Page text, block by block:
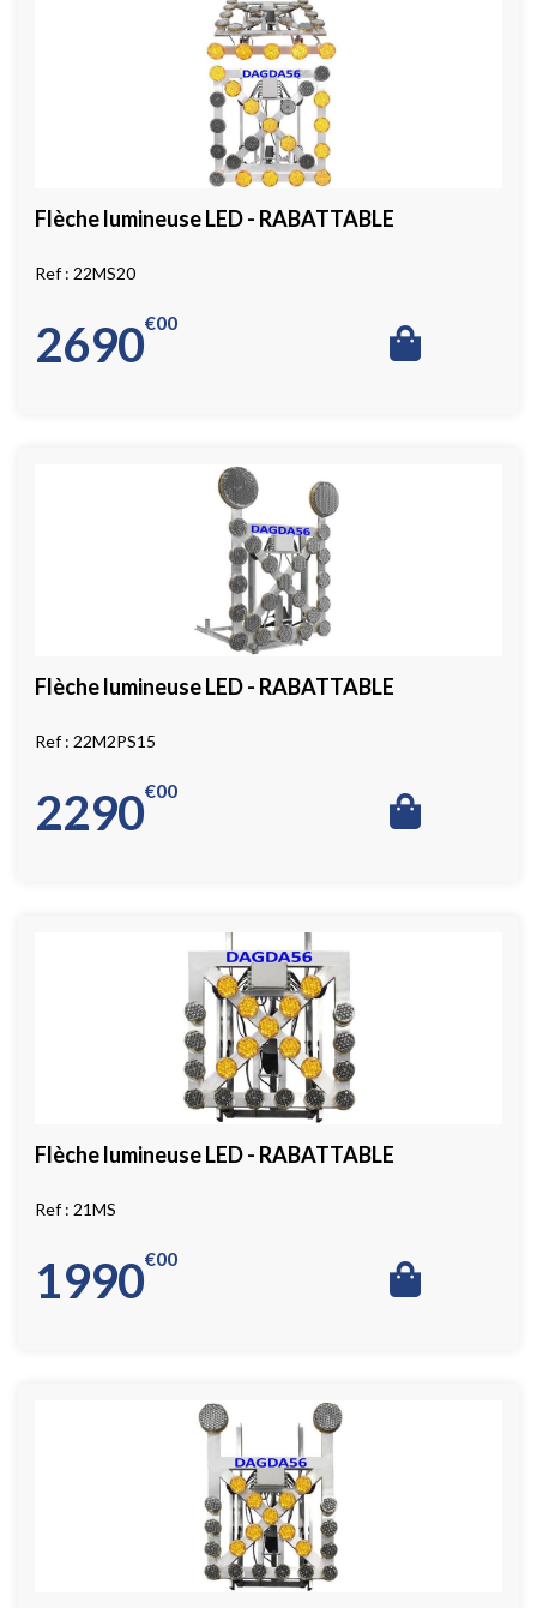
Flèche lumineuse LED - RABATTABLE
22MS20
2690 00
€
Flèche lumineuse LED - RABATTABLE
22M2PS15
2290 00
€
Flèche lumineuse LED - RABATTABLE
21MS
1990 00
€